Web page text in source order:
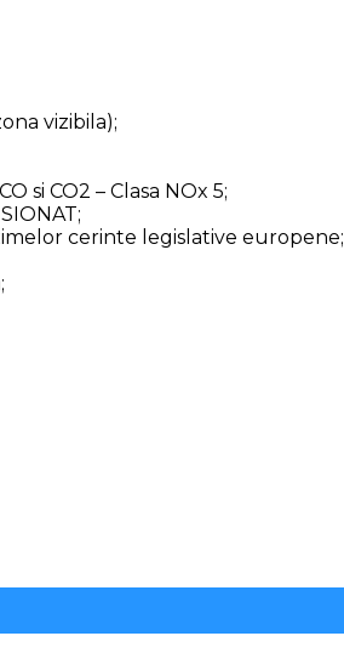
vizibila);
si CO2 – Clasa NOx 5;
cerinte legislative europene;